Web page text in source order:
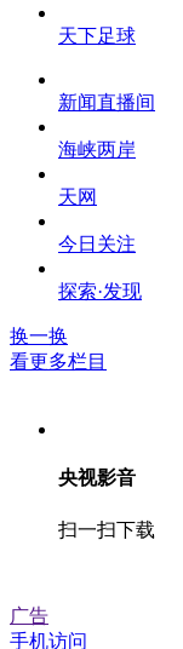
天下足球
新闻直播间
海峡两岸
天网
今日关注
探索·发现
换一换
看更多栏目
央视影音
扫一扫下载
广告
手机访问